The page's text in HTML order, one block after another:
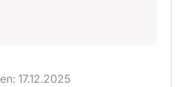
17.12.2025